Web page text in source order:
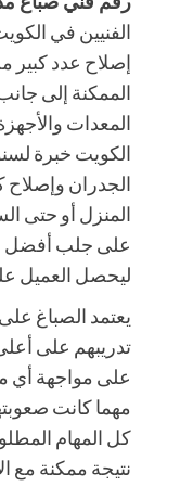
الفنيين في
إصلاح عدد كبير
الممكنة إلى
المعدات
الكويت خبرة
الجدران
المنزل أو حتى
على جلب أفضل
ليحصل العميل
يعتمد الصباغ
تدريبهم على
على مواجهة أي
مهما كانت
كل المهام
نتيجة ممكنة مع